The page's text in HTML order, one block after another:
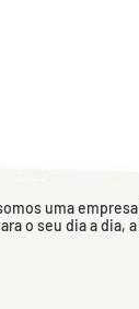
uma
o seu dia a dia,